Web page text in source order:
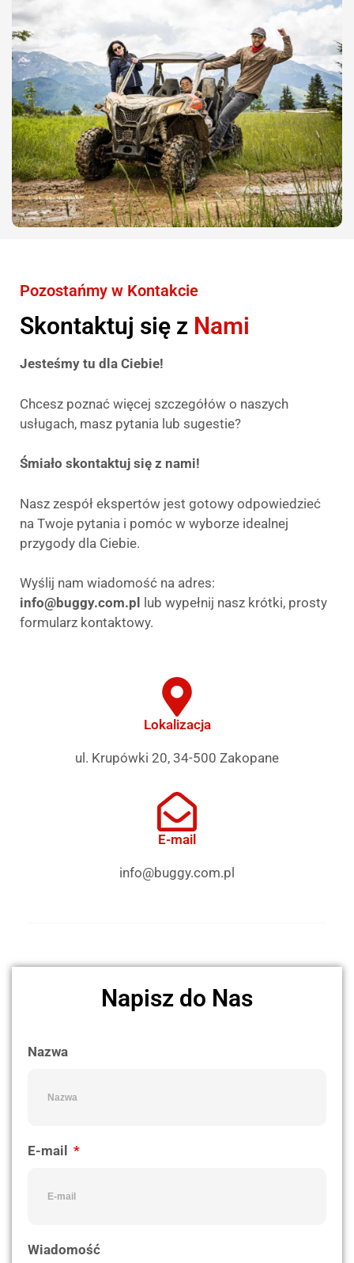
Pozostańmy w Kontakcie
Skontaktuj się z Nami
Jesteśmy tu dla Ciebie!
Chcesz poznać więcej szczegółów o naszych
usługach, masz pytania lub sugestie?
Śmiało skontaktuj się z nami!
Nasz zespół ekspertów jest gotowy odpowiedzieć
na Twoje pytania i pomóc w wyborze idealnej
przygody dla Ciebie.
Wyślij nam wiadomość na adres:
info@buggy.com.pl
lub wypełnij nasz krótki, prosty
formularz kontaktowy.
Lokalizacja
ul. Krupówki 20, 34-500 Zakopane
E-mail
info@buggy.com.pl
Napisz do Nas
Nazwa
E-mail
Wiadomość